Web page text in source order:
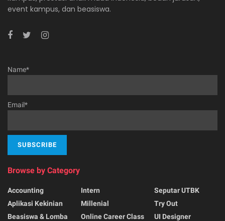
event kampus, dan beasiswa.
Name*
Email*
Browse by Category
Accounting
Aplikasi Kekinian
Beasiswa & Lomba
Intern
Millenial
Online Career Class
Seputar UTBK
Try Out
UI Designer